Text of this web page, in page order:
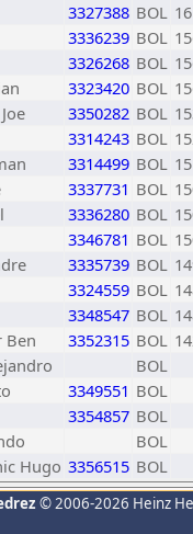
3327388 BOL
3336239 BOL
3326268 BOL
3323420 BOL
3350282 BOL
3314243 BOL
3314499 BOL
3337731 BOL
3336280 BOL
3346781 BOL
3335739 BOL
3324559 BOL
3348547 BOL
Ben 3352315 BOL
BOL
3349551 BOL
3354857 BOL
BOL
Hugo 3356515 BOL
© 2006-2026 Heinz